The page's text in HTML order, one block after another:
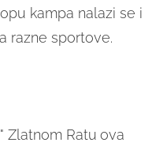
kampa nalazi se i
razne sportove.
Zlatnom Ratu ova